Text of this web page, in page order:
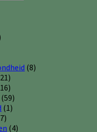
(8)
(59)
(1)
(4)